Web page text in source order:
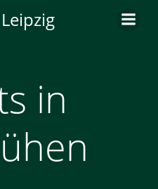
Inhalt
in